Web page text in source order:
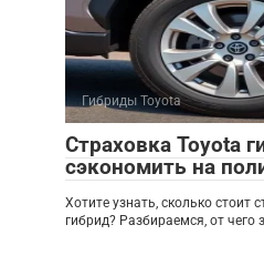
Гибриды Toyota
Страховка Toyota
сэкономить на
Хотите узнать, сколько стоит
гибрид? Разбираемся, от чего